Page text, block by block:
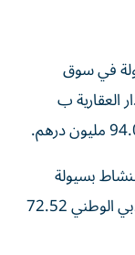
في سوق
الدار العقارية ب
بسيولة
بلغت 220.83 مليون درهم، تلاه الإمارات دبي الوطني 72.52